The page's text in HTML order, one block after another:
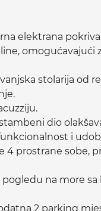
elektrana
omogućavajući
stolarija od
dio
i
4 prostrane sobe,
na more sa
2 parking